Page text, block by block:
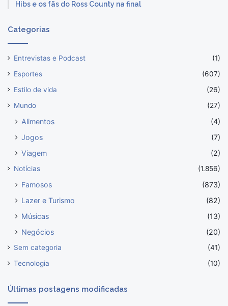
Hibs e os fãs do Ross County na final
Categorias
Entrevistas e Podcast
(1)
Esportes
(607)
Estilo de vida
(26)
Mundo
(27)
Alimentos
(4)
Jogos
(7)
Viagem
(2)
Notícias (1.856)
Famosos
(873)
Lazer e Turismo
(82)
Músicas
(13)
Negócios
(20)
Sem categoria
(41)
Tecnologia
(10)
Últimas postagens modificadas